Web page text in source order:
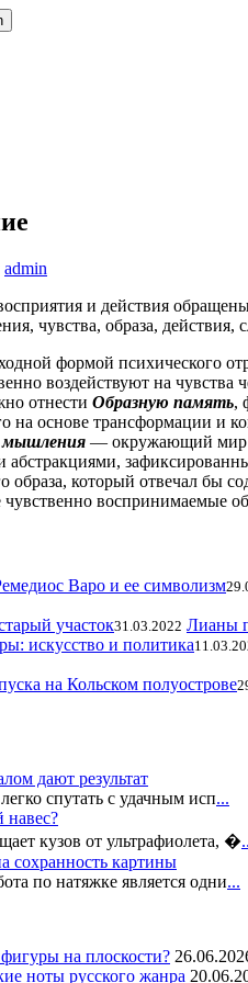
admin
и действия
чувства, образа,
формой психического
воздействуют на
отнести Образную память,
на основе трансформации
мышления — окружающий мир
образа, который отвечал бы
чувственно воспринимаемые
31.03.2022 Лианы
дают результат
спутать с удачным исп...
навес?
кузов от ультрафиолета, �
сохранность картины
по натяжке является одни...
на плоскости?
ноты русского жанра